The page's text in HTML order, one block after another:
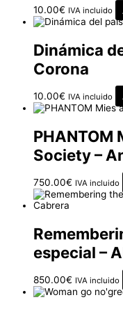
10.00€ IVA incluido
Dinámica
Corona
10.00€ IVA incluido
PHANTOM
Society –
750.00€ IVA incluido
especial –
850.00€ IVA incluido